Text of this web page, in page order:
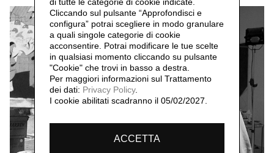
Cliccando sul pulsante “Approfondisci e
configura” potrai scegliere in modo granulare
a quali singole categorie di cookie
acconsentire. Potrai modificare le tue scelte
in qualsiasi momento cliccando su pulsante
"Cookie" che trovi in basso a destra.
Per maggiori informazioni sul Trattamento
dei dati: Privacy Policy.
I cookie abilitati scadranno il 05/02/2027.
ACCETTA